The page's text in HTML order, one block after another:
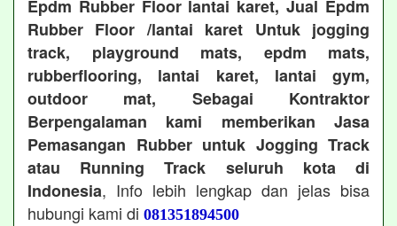
Epdm Rubber Floor lantai karet, Jual Epdm
Rubber Floor /lantai karet Untuk jogging
track, playground mats, epdm mats,
rubberflooring, lantai karet, lantai gym,
outdoor mat, Sebagai Kontraktor
Berpengalaman kami memberikan Jasa
Pemasangan Rubber untuk Jogging Track
atau Running Track seluruh kota di
Indonesia, Info lebih lengkap dan jelas bisa
hubungi kami di 081351894500